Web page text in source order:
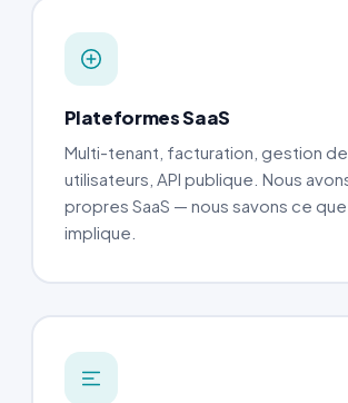
Plateformes SaaS
Multi-tenant, facturation, gestion
utilisateurs, API publique. Nous
propres SaaS — nous savons ce
implique.